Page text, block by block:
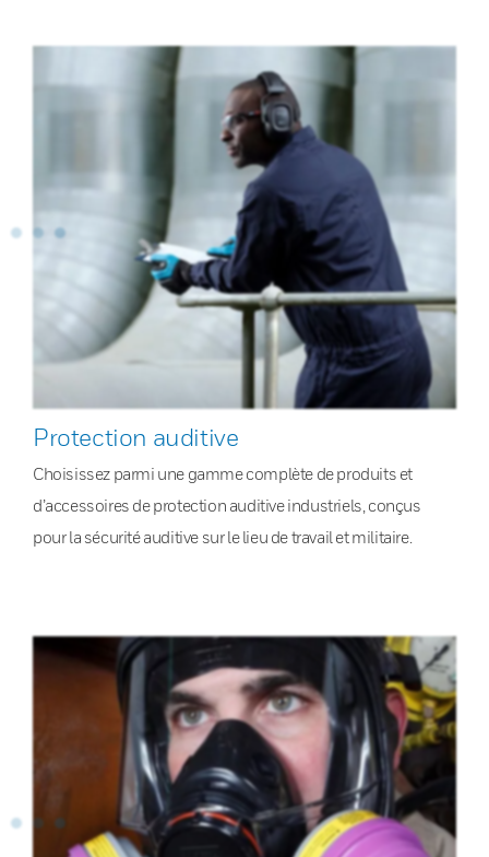
Protection auditive
Choisissez parmi une gamme complète de produits et
d’accessoires de protection auditive industriels, conçus
pour la sécurité auditive sur le lieu de travail et militaire.